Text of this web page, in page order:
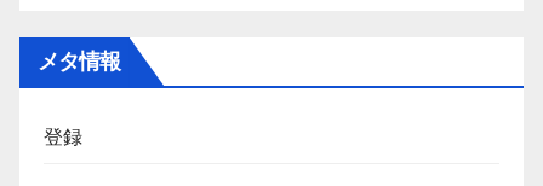
メタ情報
登録